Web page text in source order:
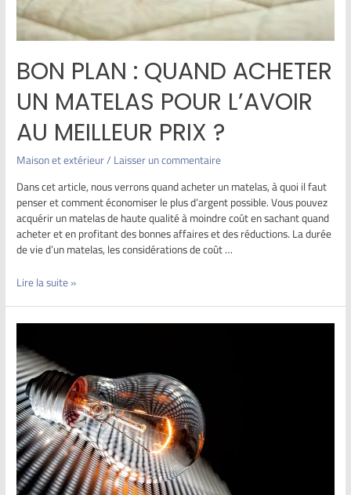
BON PLAN : QUAND ACHETER
UN MATELAS POUR L’AVOIR
AU MEILLEUR PRIX ?
Maison et extérieur/Laisser un commentaire
Dans cet article, nous verrons quand acheter un matelas, à quoi il faut
penser et comment économiser le plus d’argent possible. Vous pouvez
acquérir un matelas de haute qualité à moindre coût en sachant quand
acheter et en profitant des bonnes affaires et des réductions. La durée
de vie d’un matelas, les considérations de coût …
Lire la suite »